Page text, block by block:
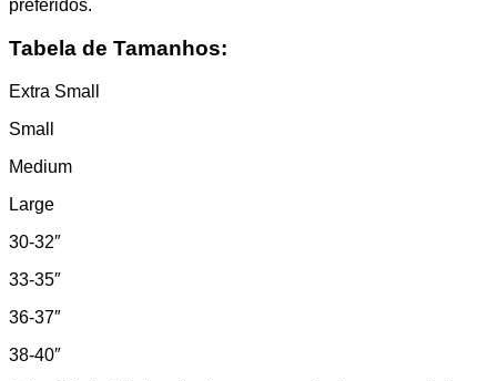
preferidos.
Tabela de Tamanhos:
Extra Small
Small
Medium
Large
30-32″
33-35″
36-37″
38-40″